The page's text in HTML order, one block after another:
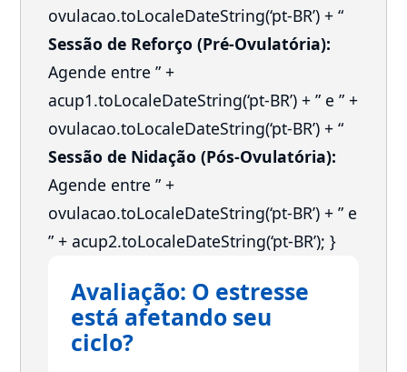
ovulacao.toLocaleDateString(‘pt-BR’) + “
Sessão de Reforço (Pré-Ovulatória):
Agende entre ” +
acup1.toLocaleDateString(‘pt-BR’) + ” e ” +
ovulacao.toLocaleDateString(‘pt-BR’) + “
Sessão de Nidação (Pós-Ovulatória):
Agende entre ” +
ovulacao.toLocaleDateString(‘pt-BR’) + ” e
” + acup2.toLocaleDateString(‘pt-BR’); }
Avaliação: O estresse
está afetando seu
ciclo?